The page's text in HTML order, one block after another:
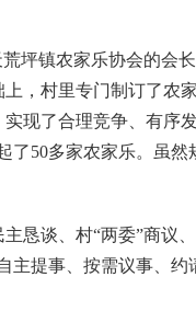
镇农家乐协会的会
，村里专门制订了农
现了合理竞争、有序
了50多家农家乐。虽
谈、村“两委”商议
主提事、按需议事、